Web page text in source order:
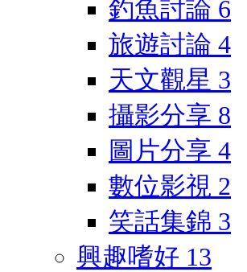
釣魚討論 6
旅遊討論 4
天文觀星 3
攝影分享 8
圖片分享 4
數位影視 2
笑話集錦 3
興趣嗜好 13